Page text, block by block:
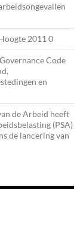
2011 0
Code
en
de Arbeid heeft
(PSA)
de lancering van